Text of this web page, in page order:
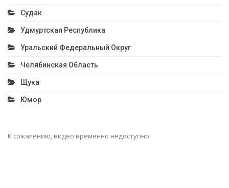
Судак
Удмуртская Республика
Уральский Федеральный Округ
Челябинская Область
Щука
Юмор
К сожалению, видео временно недоступно.